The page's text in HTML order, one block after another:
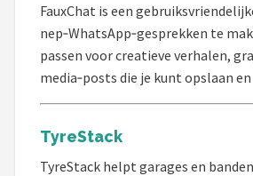
FauxChat is een
nep‑WhatsApp‑gesprekken te
passen voor creatieve verhalen,
media‑posts die je kunt opslaan
TyreStack
TyreStack helpt garages en